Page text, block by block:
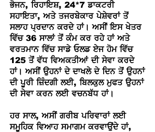
ਭੋਜਨ, ਰਿਹਾਇਸ਼, 24*7 ਡਾਕਟਰੀ
ਸਹਾਇਤਾ, ਅਤੇ ਤਜਰਬੇਕਾਰ ਪੇਸ਼ੇਵਰਾਂ ਤੋਂ
ਸਲਾਹ ਪ੍ਰਦਾਨ ਕਰਦੇ ਹਾਂ। ਅਸੀਂ ਇਸ ਖੇਤਰ
ਵਿੱਚ 36 ਸਾਲਾਂ ਤੋਂ ਕੰਮ ਕਰ ਰਹੇ ਹਾਂ ਅਤੇ
ਵਰਤਮਾਨ ਵਿੱਚ ਸਾਡੇ ਓਲਡ ਏਜ ਹੋਮ ਵਿੱਚ
125 ਤੋਂ ਵੱਧ ਵਿਅਕਤੀਆਂ ਦੀ ਸੇਵਾ ਕਰਦੇ
ਹਾਂ। ਅਸੀਂ ਉਹਨਾਂ ਦੇ ਦਾਖਲੇ ਦੇ ਦਿਨ ਤੋਂ ਉਹਨਾਂ
ਦੀ ਪੂਰੀ ਜ਼ਿੰਦਗੀ ਲਈ, ਬਿਲਕੁਲ ਮੁਫਤ ਉਹਨਾਂ
ਦੀ ਸੇਵਾ ਕਰਨ ਲਈ ਵਚਨਬੱਧ ਹਾਂ।
ਹਰ ਸਾਲ, ਅਸੀਂ ਗਰੀਬ ਪਰਿਵਾਰਾਂ ਲਈ
ਸਮੂਹਿਕ ਵਿਆਹ ਸਮਾਗਮ ਕਰਵਾਉਂਦੇ ਹਾਂ,